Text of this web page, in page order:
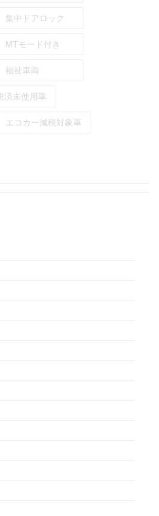
集中ドアロック
MTモード付き
福祉車両
済未使用車
エコカー減税対象車